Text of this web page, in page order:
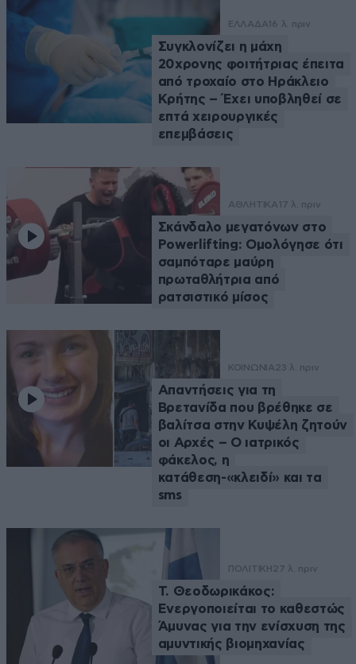
ΕΛΛΑΔΑ 16 λ. πριν
Συγκλονίζει η μάχη
20χρονης φοιτήτριας έπειτα
από τροχαίο στο Ηράκλειο
Κρήτης – Έχει υποβληθεί σε
επτά χειρουργικές
επεμβάσεις
ΑΘΛΗΤΙΚΑ 17 λ. πριν
Σκάνδαλο μεγατόνων στο
Powerlifting: Ομολόγησε ότι
σαμπόταρε μαύρη
πρωταθλήτρια από
ρατσιστικό μίσος
ΚΟΙΝΩΝΙΑ 23 λ. πριν
Απαντήσεις για τη
Βρετανίδα που βρέθηκε σε
βαλίτσα στην Κυψέλη ζητούν
οι Αρχές – Ο ιατρικός
φάκελος, η
κατάθεση-«κλειδί» και τα
sms
ΠΟΛΙΤΙΚΗ27 λ. πριν
Τ. Θεοδωρικάκος:
Ενεργοποιείται το καθεστώς
Άμυνας για την ενίσχυση της
αμυντικής βιομηχανίας